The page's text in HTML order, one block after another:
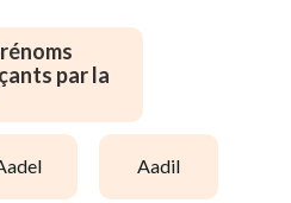
par la
aadel aadil